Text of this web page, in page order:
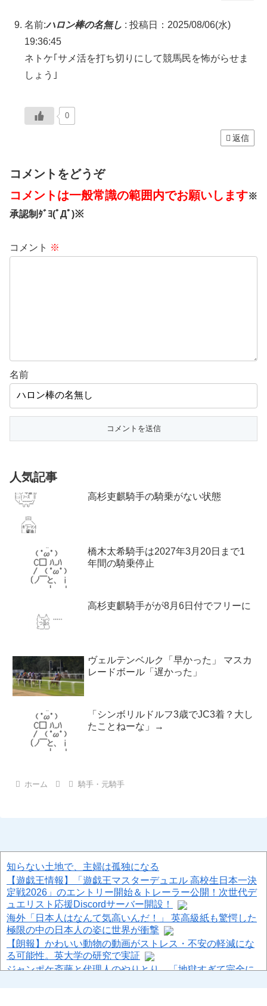
名前:ハロン棒の名無し : 投稿日：2025/08/06(水)
19:36:45
ネトケ｢サメ活を打ち切りにして競馬民を怖がらせま
しょう｣
0
返信
コメントをどうぞ
コメントは一般常識の範囲内でお願いします※
承認制ﾀﾞﾖ(ﾟДﾟ)※
コメント ※
名前
人気記事
高杉吏麒騎手の騎乗がない状態
橋木太希騎手は2027年3月20日まで1
年間の騎乗停止
高杉吏麒騎手がが8月6日付でフリーに
ヴェルテンベルク「早かった」 マスカ
レードボール「遅かった」
「シンボリルドルフ3歳でJC3着？大し
たことねーな」→
ホーム 騎手・元騎手
知らない土地で、主婦は孤独になる
【遊戯王情報】「遊戯王マスターデュエル 高校生日本一決
定戦2026」のエントリー開始＆トレーラー公開！次世代デ
ュエリスト応援Discordサーバー開設！
海外「日本人はなんて気高いんだ！」 英高級紙も驚愕した
極限の中の日本人の姿に世界が衝撃
【朗報】かわいい動物の動画がストレス・不安の軽減にな
る可能性。英大学の研究で実証
ジャンポケ斎藤と代理人のやりとり、「地獄すぎて完全に